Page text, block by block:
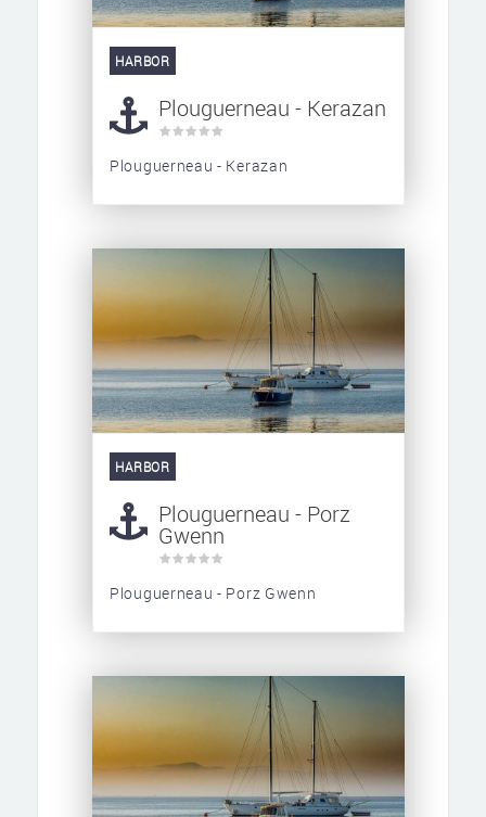
HARBOR
Plouguerneau - Kerazan
Plouguerneau - Kerazan
HARBOR
Plouguerneau - Porz
Gwenn
Plouguerneau - Porz Gwenn